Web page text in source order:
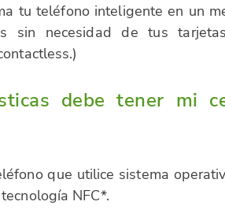
tu teléfono inteligente en un
sin necesidad de tus
debe tener mi
que utilice sistema
NFC*.